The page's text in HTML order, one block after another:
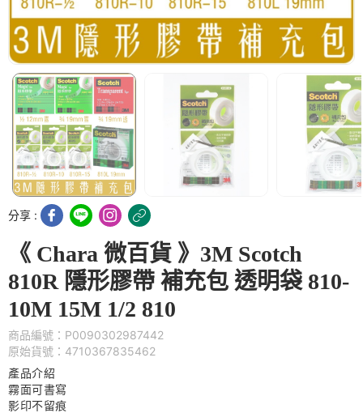
分享 :
《 Chara 微百貨 》3M Scotch
810R 隱形膠帶 補充包 透明袋 810-
10M 15M 1/2 810
商品編號：P0090302987442
原始貨號：4710367835462
產品介紹
霧面可書寫
影印不留痕